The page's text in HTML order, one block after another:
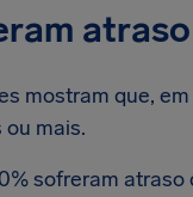
mostram que,
mais.
sofreram